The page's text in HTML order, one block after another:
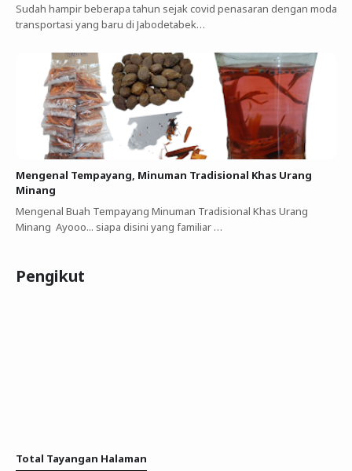
Sudah hampir beberapa tahun sejak covid penasaran dengan moda
transportasi yang baru di Jabodetabek…
Mengenal Tempayang, Minuman Tradisional Khas Urang
Minang
Mengenal Buah Tempayang Minuman Tradisional Khas Urang
Minang Ayooo... siapa disini yang familiar …
Pengikut
Total Tayangan Halaman